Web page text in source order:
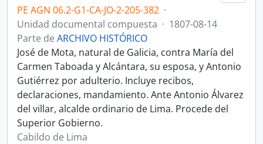
PE AGN 06.2-G1-CA-JO-2-205-382 ·
Unidad documental compuesta · 1807-08-14
Parte de ARCHIVO HISTÓRICO
José de Mota, natural de Galicia, contra María del
Carmen Taboada y Alcántara, su esposa, y Antonio
Gutiérrez por adulterio. Incluye recibos,
declaraciones, mandamiento. Ante Antonio Álvarez
del villar, alcalde ordinario de Lima. Procede del
Superior Gobierno.
Cabildo de Lima